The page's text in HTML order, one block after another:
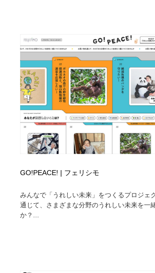
GO!PEACE! | フェリシモ
みんなで「うれしい未来」をつくるプロジェ
通じて、さまざまな分野のうれしい未来を一
か？...